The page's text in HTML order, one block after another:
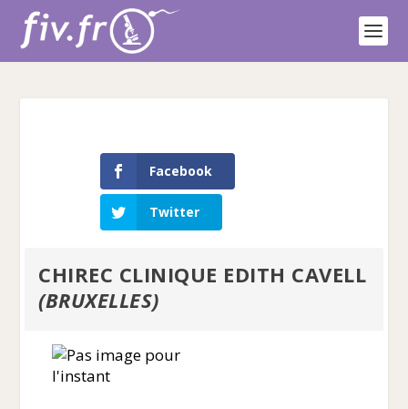
Facebook
Twitter
CHIREC CLINIQUE EDITH CAVELL
(BRUXELLES)